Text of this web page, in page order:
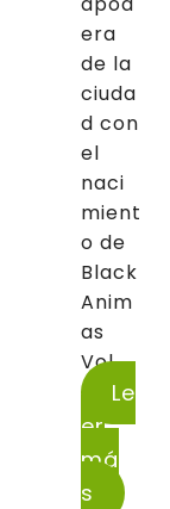
era
de la
ciuda
d con
el
naci
mient
o de
Black
Anim
as
Vol....
Le
er
má
s